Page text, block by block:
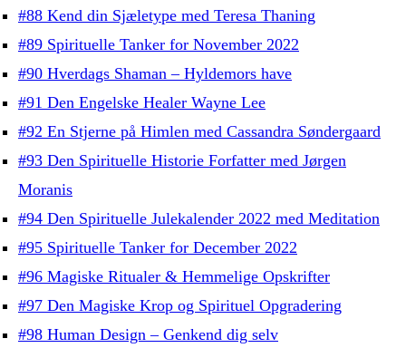
#88 Kend din Sjæletype med Teresa Thaning
#89 Spirituelle Tanker for November 2022
#90 Hverdags Shaman – Hyldemors have
#91 Den Engelske Healer Wayne Lee
#92 En Stjerne på Himlen med Cassandra Søndergaard
#93 Den Spirituelle Historie Forfatter med Jørgen
Moranis
#94 Den Spirituelle Julekalender 2022 med Meditation
#95 Spirituelle Tanker for December 2022
#96 Magiske Ritualer & Hemmelige Opskrifter
#97 Den Magiske Krop og Spirituel Opgradering
#98 Human Design – Genkend dig selv